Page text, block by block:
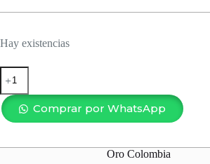
Hay existencias
PULSERA
TENNIS
FUCSIA
2MM-
17CM
Comprar por WhatsApp
Oro Colombia